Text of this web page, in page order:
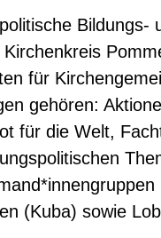
Alle Themen
Bildungs-
für
gehören:
für die Welt,
(Kuba) sowie